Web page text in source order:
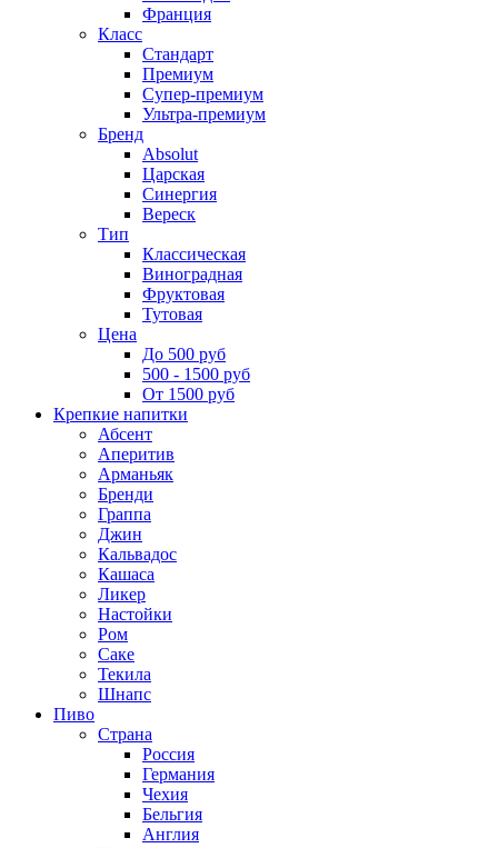
Франция
Класс
Стандарт
Премиум
Супер-премиум
Ультра-премиум
Бренд
Absolut
Царская
Синергия
Вереск
Тип
Классическая
Виноградная
Фруктовая
Тутовая
Цена
До 500 руб
500 - 1500 руб
От 1500 руб
Крепкие напитки
Абсент
Аперитив
Арманьяк
Бренди
Граппа
Джин
Кальвадос
Кашаса
Ликер
Настойки
Ром
Саке
Текила
Шнапс
Пиво
Страна
Россия
Германия
Чехия
Бельгия
Англия